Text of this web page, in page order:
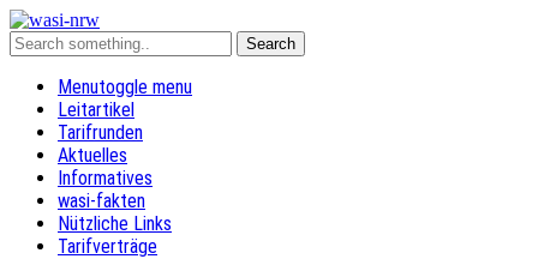
Menutoggle menu
Leitartikel
Tarifrunden
Aktuelles
Informatives
wasi-fakten
Nützliche Links
Tarifverträge